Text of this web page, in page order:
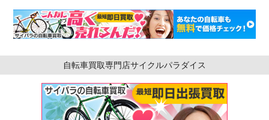
自転車買取専門店サイクルパラダイス